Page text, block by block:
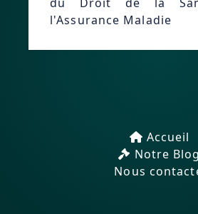
l'Assurance Maladie
Accueil
Notre Blog
Nous